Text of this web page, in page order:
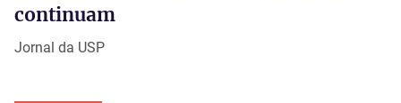
continuam
Jornal da USP